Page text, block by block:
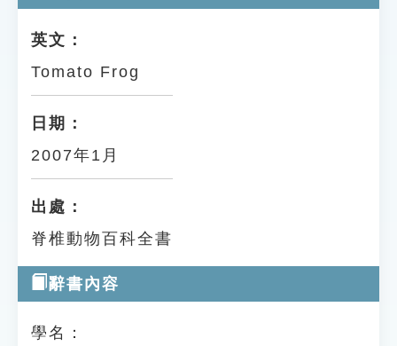
遊戲專區
教學應用
貓頭鷹博士
英文：
Tomato Frog
日期：
2007年1月
出處：
脊椎動物百科全書
辭書內容
學名：